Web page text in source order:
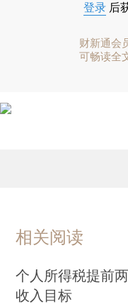
登录 后
财新通会
可畅读全
相关阅读
个人所得税提前
收入目标